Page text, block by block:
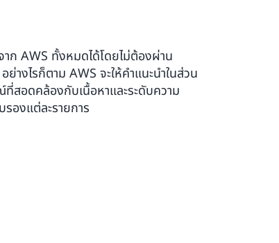
าก AWS ทั้งหมดได้โดยไม่ต้องผ่าน
างไรก็ตาม AWS จะให้คำแนะนำในส่วน
ที่สอดคล้องกับเนื้อหาและระดับความ
องแต่ละรายการ